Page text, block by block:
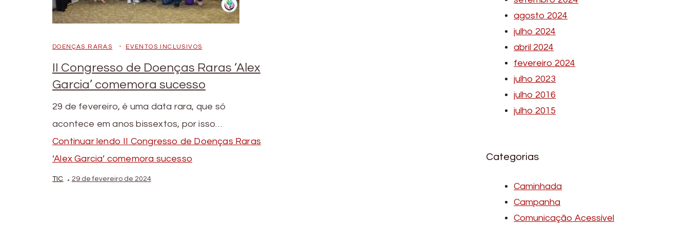
DOENÇAS RARAS EVENTOS INCLUSIVOS
II Congresso de Doenças Raras ‘Alex
Garcia’ comemora sucesso
29 de fevereiro, é uma data rara, que só
acontece em anos bissextos, por isso…
Continuar lendo
II Congresso de Doenças Raras
‘Alex Garcia’ comemora sucesso
TIC 29 de fevereiro de 2024
agosto 2024
julho 2024
abril 2024
fevereiro 2024
julho 2023
julho 2016
julho 2015
Categorias
Caminhada
Campanha
Comunicação Acessível